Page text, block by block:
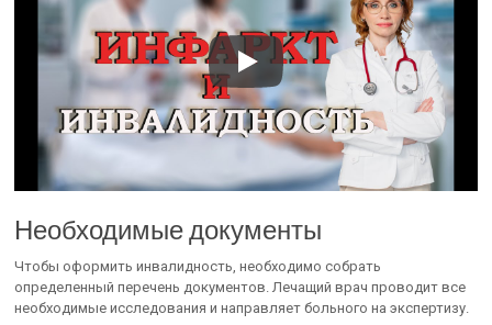
Необходимые документы
Чтобы оформить инвалидность, необходимо собрать
определенный перечень документов. Лечащий врач проводит все
необходимые исследования и направляет больного на экспертизу.